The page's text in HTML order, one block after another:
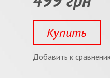
Купить
Добавить к